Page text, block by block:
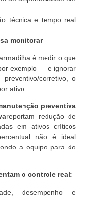
técnica e tempo real
monitorar
é medir o que
exemplo — e ignorar
corretivo, o
ativo.
preventiva
reportam redução de
em ativos críticos
não é ideal
a equipe para de
o controle real:
desempenho e